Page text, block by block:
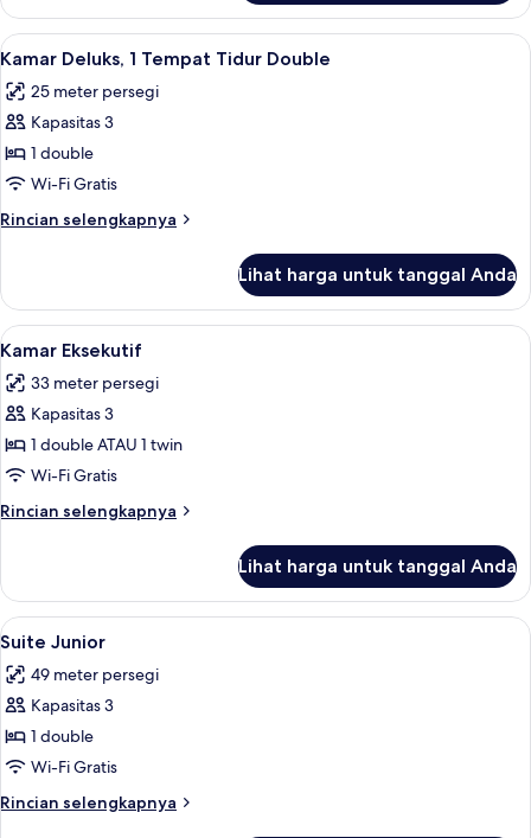
Junior
Suite
Lihat
semua
foto
untuk
Kamar
Deluks,
1
Tempat
Double
Kamar Deluks, 1 Tempat Tidur
5
Kamar Deluks, 1 Tempat Tidur Double
25 meter persegi
Kapasitas 3
1 double
Wi-Fi Gratis
Rincian selengkapnya
Rincian
Kamar
Deluks,
1
Tidur
Double
Lihat harga untuk tanggal Anda
Lihat
semua
foto
untuk
Kamar
Eksekutif
Kamar Eksekutif | Brankas, meja
5
Kamar Eksekutif
33 meter persegi
Kapasitas 3
1 double ATAU 1 twin
Wi-Fi Gratis
Rincian selengkapnya
Rincian
Kamar
Eksekutif
Lihat harga untuk tanggal Anda
Lihat
semua
foto
untuk
Suite
Junior
Suite Junior | Brankas, meja kerja,
6
Suite Junior
49 meter persegi
Kapasitas 3
1 double
Wi-Fi Gratis
Rincian selengkapnya
Rincian